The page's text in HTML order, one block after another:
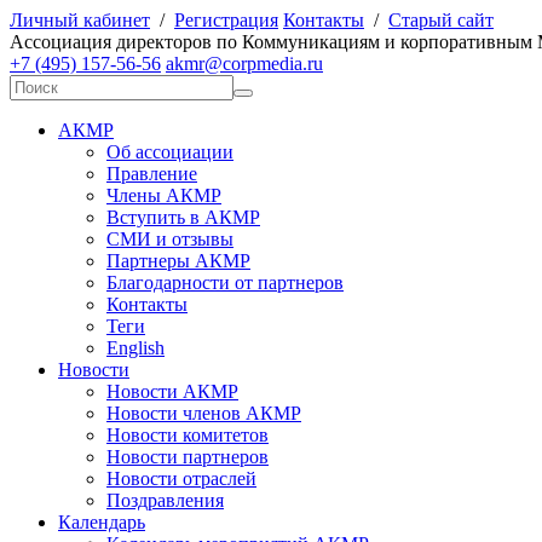
Личный кабинет / Регистрация Контакты / Старый сайт
Ассоциация директоров по Коммуникациям и корпоративным
+7 (495) 157-56-56 akmr@corpmedia.ru
АКМР
Об ассоциации
Правление
Члены АКМР
Вступить в АКМР
СМИ и отзывы
Партнеры АКМР
Благодарности от партнеров
Контакты
Теги
English
Новости
Новости АКМР
Новости членов АКМР
Новости комитетов
Новости партнеров
Новости отраслей
Поздравления
Календарь